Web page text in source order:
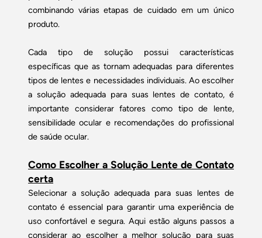
combinando várias etapas de cuidado em um único
produto.
Cada tipo de solução possui características
específicas que as tornam adequadas para diferentes
tipos de lentes e necessidades individuais. Ao escolher
a solução adequada para suas lentes de contato, é
importante considerar fatores como tipo de lente,
sensibilidade ocular e recomendações do profissional
de saúde ocular.
Como Escolher a Solução Lente de Contato
certa
Selecionar a solução adequada para suas lentes de
contato é essencial para garantir uma experiência de
uso confortável e segura. Aqui estão alguns passos a
considerar ao escolher a melhor solução para suas